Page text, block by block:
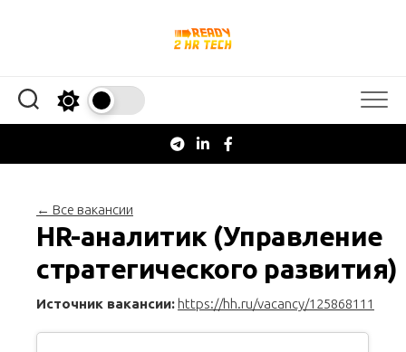
← Все вакансии
HR-аналитик (Управление
стратегического развития)
Источник вакансии: https://hh.ru/vacancy/125868111